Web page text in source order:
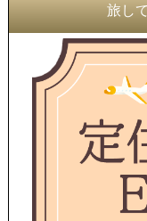
旅し